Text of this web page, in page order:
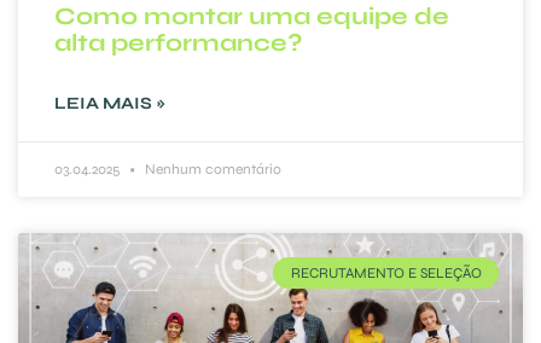
Como montar uma equipe de
alta performance?
LEIA MAIS »
03.04.2025 Nenhum comentário
RECRUTAMENTO E SELEÇÃO